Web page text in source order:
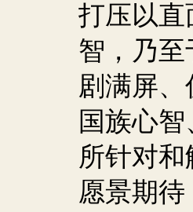
打压以直
智，乃至
剧满屏
国族心
所针对
愿景期